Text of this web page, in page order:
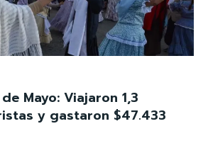
Mayo: Viajaron 1,3
y gastaron $47.433